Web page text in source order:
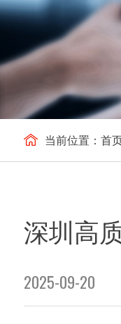
当前位置： 首
深圳高
2025-09-20